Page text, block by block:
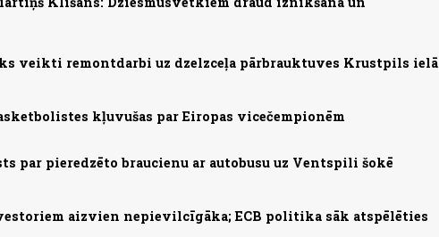
veikti remontdarbi uz dzelzceļa pārbrauktuves Krustpils ielā
kļuvušas par Eiropas vicečempionēm
par pieredzēto braucienu ar autobusu uz Ventspili šokē
aizvien nepievilcīgāka; ECB politika sāk atspēlēties